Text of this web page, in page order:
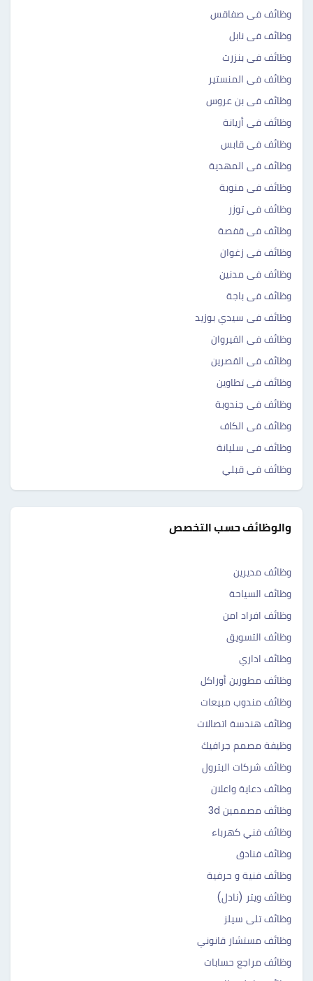
وظائف فى صفاقس
وظائف فى نابل
وظائف فى بنزرت
وظائف فى المنستير
وظائف فى بن عروس
وظائف فى أريانة
وظائف فى قابس
وظائف فى المهدية
وظائف فى منوبة
وظائف فى توزر
وظائف فى قفصة
وظائف فى زغوان
وظائف فى مدنين
وظائف فى باجة
وظائف فى سيدي بوزيد
وظائف فى القيروان
وظائف فى القصرين
وظائف فى تطاوين
وظائف فى جندوبة
وظائف فى الكاف
وظائف فى سليانة
وظائف فى قبلي
والوظائف حسب التخصص
وظائف مديرين
وظائف السياحة
وظائف افراد امن
وظائف التسويق
وظائف اداري
وظائف مطورين أوراكل
وظائف مندوب مبيعات
وظائف هندسة اتصالات
وظيفة مصمم جرافيك
وظائف شركات البترول
وظائف دعاية واعلان
وظائف مصممين 3d
وظائف فني كهرباء
وظائف فنادق
وظائف فنية و حرفية
وظائف ويتر (نادل)
وظائف تلى سيلز
وظائف مستشار قانوني
وظائف مراجع حسابات